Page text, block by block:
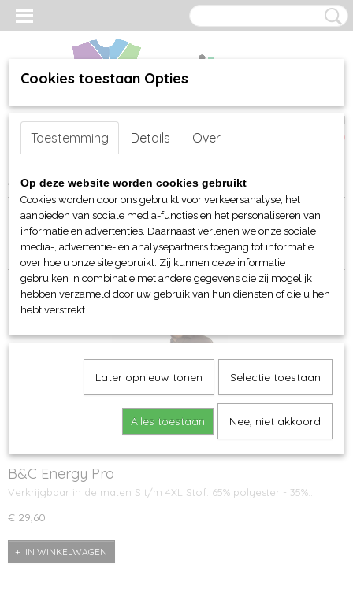
Inloggen Registreren
(0)
Home >webshop>Per merk >B&C> Werkkleding
Sorteer op:
B&C Energy Pro
Verkrijgbaar in de maten S t/m 4XL Stof: 65% polyester - 35%…
€ 29,60
IN WINKELWAGEN
Cookies toestaan Opties
Toestemming Details Over
Op deze website worden cookies gebruikt
Cookies worden door ons gebruikt voor verkeersanalyse, het
aanbieden van sociale media-functies en het personaliseren van
informatie en advertenties. Daarnaast verlenen we onze sociale
media-, advertentie- en analysepartners toegang tot informatie
over hoe u onze site gebruikt. Zij kunnen deze informatie
gebruiken in combinatie met andere gegevens die zij mogelijk
hebben verzameld door uw gebruik van hun diensten of die u hen
hebt verstrekt.
Later opnieuw tonen Selectie toestaan
Alles toestaan Nee, niet akkoord